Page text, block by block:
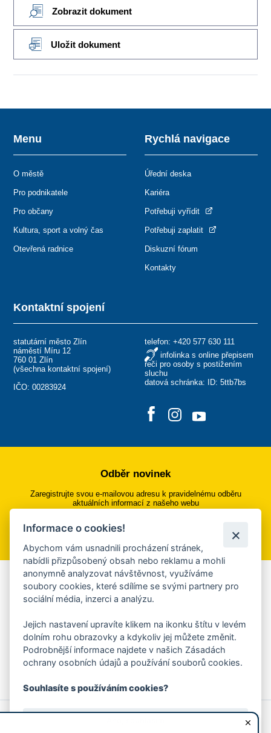
Zobrazit dokument
Uložit dokument
Kontaktní spojení
statutární město Zlín
náměstí Míru 12
760 01 Zlín
(všechna kontaktní spojení)
IČO: 00283924
telefon: +420 577 630 111
infolinka s online přepisem
řeči pro osoby s postižením
sluchu
datová schránka: ID: 5ttb7bs
Menu
O městě
Pro podnikatele
Pro občany
Kultura, sport a volný čas
Otevřená radnice
Rychlá navigace
Úřední deska
Kariéra
Potřebuji vyřídit
Potřebuji zaplatit
Diskuzní fórum
Kontakty
Odběr novinek
Zaregistrujte svou e-mailovou adresu k pravidelnému odběru
aktuálních informací z našeho webu
Přihlásit se k odběru
Aplikace Mobilní rozhlas
Chcete dostávat do svého mobilu či mailu upozornění na
ankety, pozvánky na kulturní a sportovní akce?
Více informací o aplikaci
© 2026 Magistrát města Zlína
Prohlášení o používání cookies
Informace o cookies!
Abychom vám usnadnili procházení stránek,
nabídli přizpůsobený obsah nebo reklamu a mohli
anonymně analyzovat návštěvnost, využíváme
soubory cookies, které sdílíme se svými partnery pro
sociální média, inzerci a analýzu.
Jejich nastavení upravíte klikem na ikonku štítu v levém
dolním rohu obrazovky a kdykoliv jej můžete změnit.
Podrobnější informace najdete v našich Zásadách
ochrany osobních údajů a používání souborů cookies.
Souhlasíte s používáním cookies?